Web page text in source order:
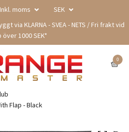
Inkl. moms
SEK
via KLARNA - SVEA - NETS / Fri frakt vid
över 1000 SEK*
0
Flap - Black